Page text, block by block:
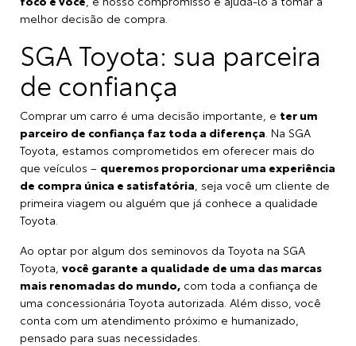
melhor decisão de compra.
SGA Toyota: sua parceira
de confiança
Comprar um carro é uma decisão importante, e ter um
parceiro de confiança faz toda a diferença . Na SGA
Toyota , estamos comprometidos em oferecer mais do
que veículos – queremos proporcionar uma experiência
de compra única e satisfatória , seja você um cliente de
primeira viagem ou alguém que já conhece a qualidade
Toyota.
Ao optar por algum dos seminovos da Toyota na SGA
Toyota, você garante a qualidade de uma das marcas
mais renomadas do mundo, com toda a confiança de
uma concessionária Toyota autorizada. Além disso, você
conta com um atendimento próximo e humanizado,
pensado para suas necessidades.